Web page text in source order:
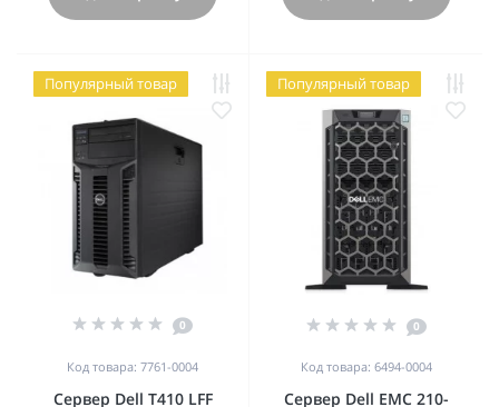
Популярный товар
0
Код товара: 7761-0004
Сервер Dell T410 LFF
Популярный товар
0
Код товара: 6494-0004
Сервер Dell EMC 210-